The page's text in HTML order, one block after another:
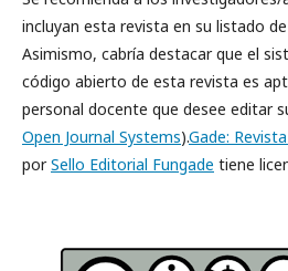
incluyan esta revista en su listado
Asimismo, cabría destacar que el
código abierto de esta revista es
personal docente que desee editar
Open Journal Systems).Gade:
porSello Editorial Fungade tiene